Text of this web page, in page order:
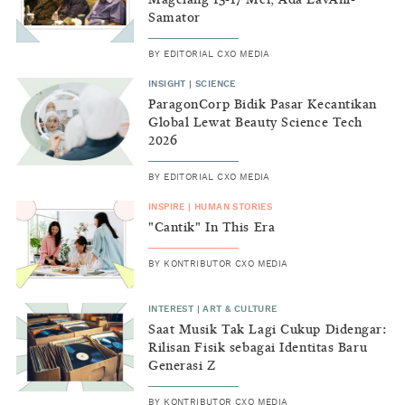
Samator
BY EDITORIAL CXO MEDIA
INSIGHT |SCIENCE
ParagonCorp Bidik Pasar Kecantikan
Global Lewat Beauty Science Tech
2026
BY EDITORIAL CXO MEDIA
INSPIRE HUMAN STORIES
"Cantik" In This Era
BY KONTRIBUTOR CXO MEDIA
INTEREST |ART & CULTURE
Saat Musik Tak Lagi Cukup Didengar:
Rilisan Fisik sebagai Identitas Baru
Generasi Z
BY KONTRIBUTOR CXO MEDIA